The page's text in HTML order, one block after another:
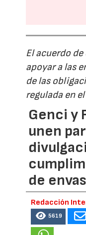
El acuerdo
apoyar a las
de las
regulada en
Genci y
unen
de
Redacción
5619